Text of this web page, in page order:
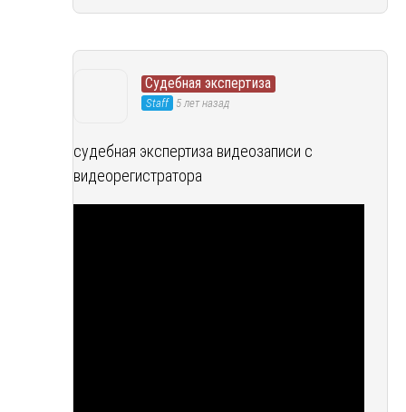
Судебная экспертиза
Staff 5 лет назад
судебная экспертиза видеозаписи с
видеорегистратора